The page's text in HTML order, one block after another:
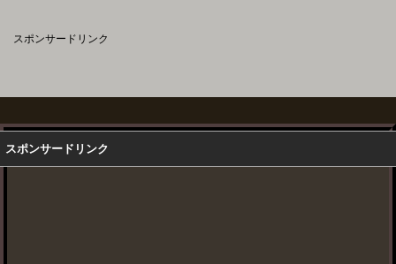
スポンサードリンク
スポンサードリンク